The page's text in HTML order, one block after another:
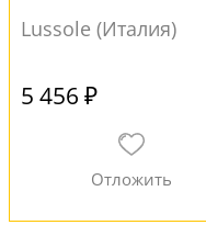
Lussole (Италия)
5 456 ₽